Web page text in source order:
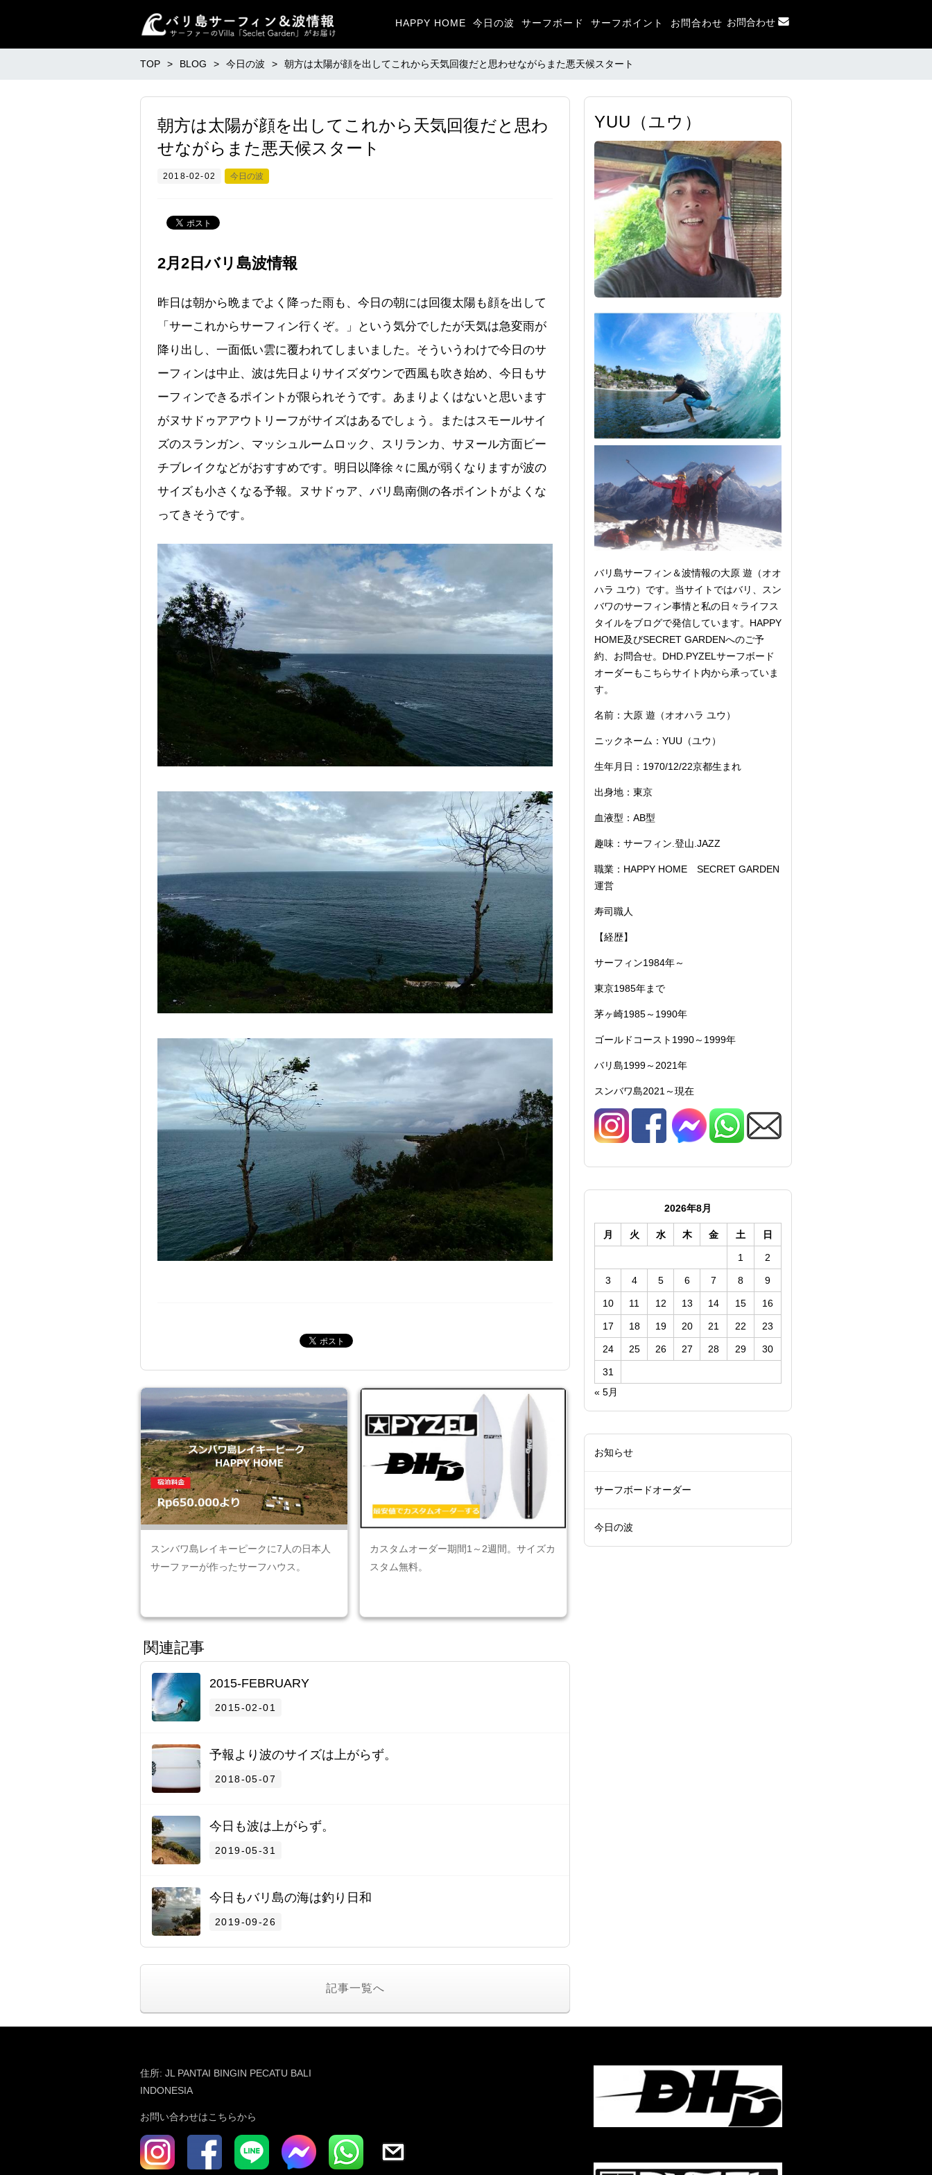
HAPPY HOME 今日の波 サーフボード サーフポイント お問合わせ お問合わせ
TOP BLOG 今日の波 朝方は太陽が顔を出してこれから天気回復だと思わせながらまた悪天候スタート
朝方は太陽が顔を出してこれから天気回復だと思わ
せながらまた悪天候スタート
2018-02-02 今日の波
2月2日バリ島波情報
昨日は朝から晩までよく降った雨も、今日の朝には回復太陽も顔を出して
「サーこれからサーフィン行くぞ。」という気分でしたが天気は急変雨が
降り出し、一面低い雲に覆われてしまいました。そういうわけで今日のサ
ーフィンは中止、波は先日よりサイズダウンで西風も吹き始め、今日もサ
ーフィンできるポイントが限られそうです。あまりよくはないと思います
がヌサドゥアアウトリーフがサイズはあるでしょう。またはスモールサイ
ズのスランガン、マッシュルームロック、スリランカ、サヌール方面ビー
チブレイクなどがおすすめです。明日以降徐々に風が弱くなりますが波の
サイズも小さくなる予報。ヌサドゥア、バリ島南側の各ポイントがよくな
ってきそうです。
スンバワ島レイキーピークに7人の日本人
サーファーが作ったサーフハウス。
カスタムオーダー期間1～2週間。サイズカ
スタム無料。
関連記事
2015-FEBRUARY
2015-02-01
予報より波のサイズは上がらず。
2018-05-07
今日も波は上がらず。
2019-05-31
今日もバリ島の海は釣り日和
2019-09-26
記事一覧へ
YUU（ユウ）
バリ島サーフィン＆波情報の大原 遊（オオ
ハラ ユウ）です。当サイトではバリ、スン
バワのサーフィン事情と私の日々ライフス
タイルをブログで発信しています。HAPPY
HOME及びSECRET GARDENへのご予
約、お問合せ。DHD.PYZELサーフボード
オーダーもこちらサイト内から承っていま
す。
名前：大原 遊（オオハラ ユウ）
ニックネーム：YUU（ユウ）
生年月日：1970/12/22京都生まれ
出身地：東京
血液型：AB型
趣味：サーフィン.登山.JAZZ
職業：HAPPY HOME SECRET GARDEN
運営
寿司職人
【経歴】
サーフィン1984年～
東京1985年まで
茅ヶ崎1985～1990年
ゴールドコースト1990～1999年
バリ島1999～2021年
スンバワ島2021～現在
2026年8月
月 火 水 木 金 土 日
1 2
3 4 5 6 7 8 9
10 11 12 13 14 15 16
17 18 19 20 21 22 23
24 25 26 27 28 29 30
31
« 5月
お知らせ
サーフボードオーダー
今日の波
住所: JL PANTAI BINGIN PECATU BALI
INDONESIA
お問い合わせはこちらから